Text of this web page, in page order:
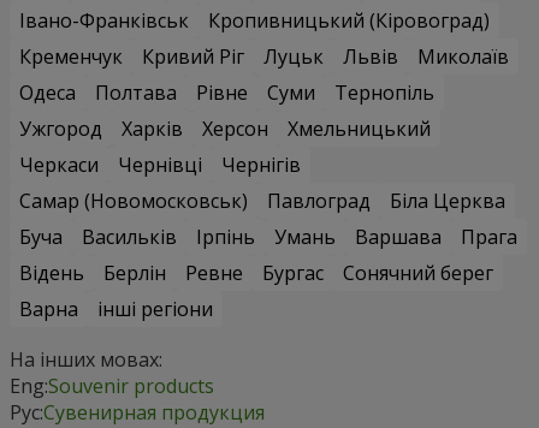
Івано-Франківськ
Кропивницький (Кіровоград)
Кременчук
Кривий Ріг Луцьк Львів
Миколаїв
Одеса
Полтава Рівне Суми
Тернопіль
Ужгород
Харків Херсон
Хмельницький
Черкаси
Чернівці
Чернігів
Самар (Новомосковськ)
Павлоград
Біла Церква
Буча
Васильків Ірпінь Умань Варшава
Прага
Відень
Берлін Ревне Бургас
Сонячний берег
Варна
інші регіони
На інших мовах:
Eng:Souvenir products
Рус:Сувенирная продукция